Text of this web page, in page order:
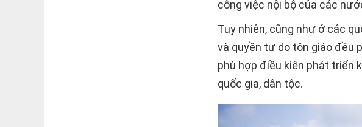
công việc nội bộ của các
Tuy nhiên, cũng như ở các
và quyền tự do tôn giáo đều
phù hợp điều kiện phát triển
quốc gia, dân tộc.